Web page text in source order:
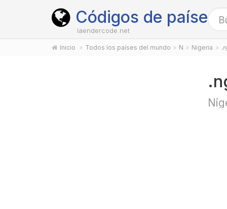
Códigos de países
laendercode.net
Inicio Todos los países del mundo N Nigeria